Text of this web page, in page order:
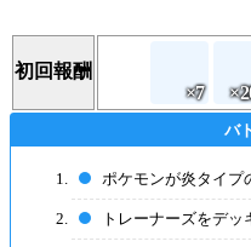
初回報酬
ポケモンが炎タイプ
トレーナーズをデ